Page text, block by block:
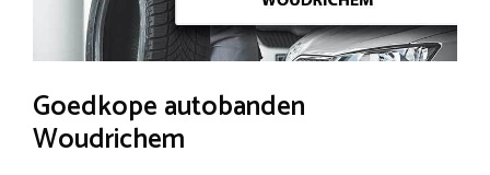
Goedkope autobanden
Woudrichem